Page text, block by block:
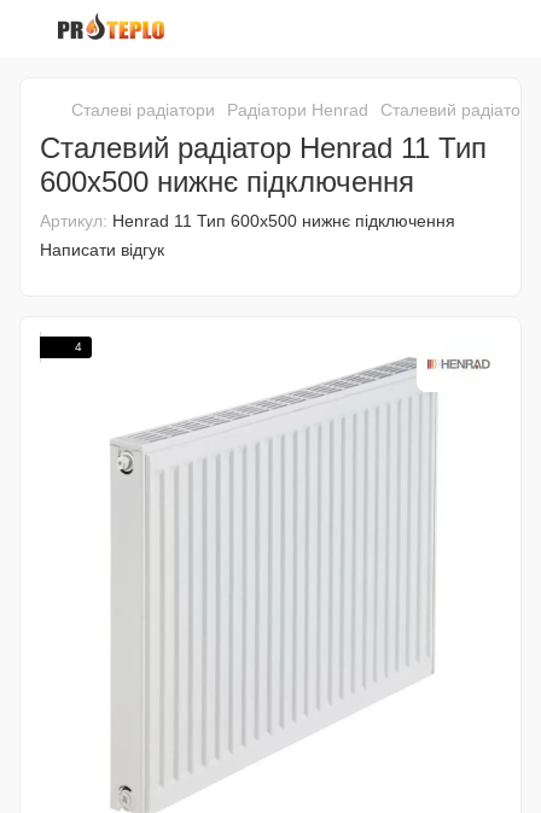
Сталеві радіатори Радіатори Henrad Сталевий
Сталевий радіатор Henrad 11 Тип
600x500 нижнє підключення
Артикул: Henrad 11 Тип 600x500 нижнє підключення
Написати відгук
4